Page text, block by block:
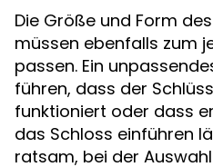
Die Größe und Form des
müssen ebenfalls zum
passen. Ein
führen, dass der
funktioniert oder dass
das Schloss einführen
ratsam, bei der